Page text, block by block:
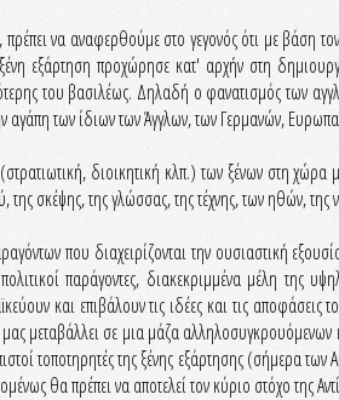
να αναφερθούμε στο γεγονός ότι με βάση τον
εξάρτηση προχώρησε κατ' αρχήν στη
του βασιλέως. Δηλαδή ο φανατισμός των
αγάπη των ίδιων των Άγγλων, των Γερμανών,
διοικητική κλπ.) των ξένων στη
σκέψης, της γλώσσας, της τέχνης, των ηθών, της
που διαχειρίζονται την ουσιαστική
παράγοντες, διακεκριμμένα μέλη της
και επιβάλουν τις ιδέες και τις
μας μεταβάλλει σε μια μάζα
τοποτηρητές της ξένης εξάρτησης (σήμερα
θα πρέπει να αποτελεί τον κύριο στόχο της